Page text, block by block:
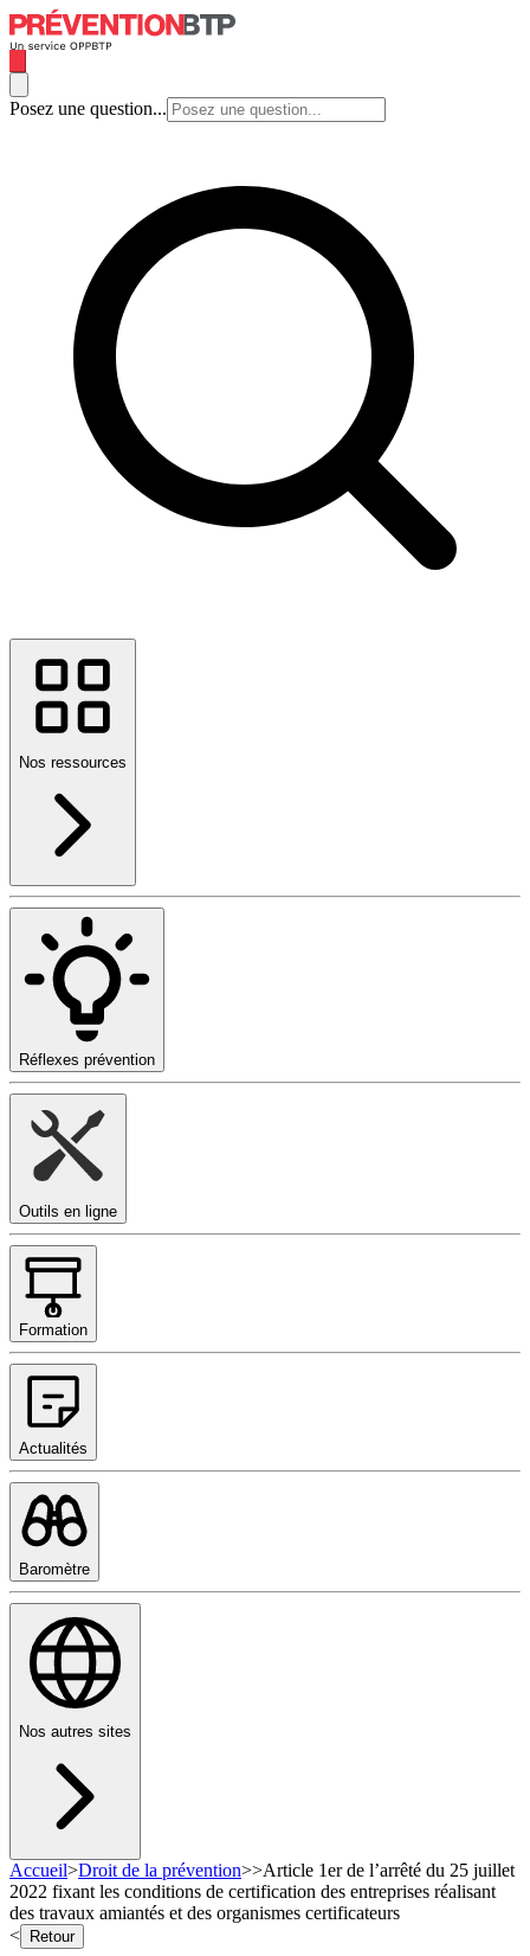
Posez une question...
Nos ressources
Réflexes prévention
Outils en ligne
Formation
Actualités
Baromètre
Nos autres sites
Accueil>Droit de la prévention>>Article 1er de l’arrêté du 25 juillet
2022 fixant les conditions de certification des entreprises réalisant
des travaux amiantés et des organismes certificateurs
<
Retour